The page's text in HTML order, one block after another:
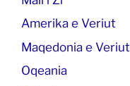
Amerika e Veriut
Maqedonia e Veriut
Oqeania